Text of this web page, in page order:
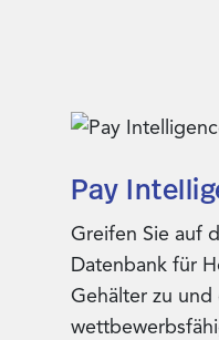
Pay
Greifen Sie auf
Datenbank für
Gehälter zu und